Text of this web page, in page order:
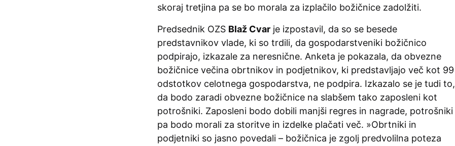
skoraj tretjina pa se bo morala za izplačilo božičnice zadolžiti.
Predsednik OZS Blaž Cvar je izpostavil, da so se besede
predstavnikov vlade, ki so trdili, da gospodarstveniki božičnico
podpirajo, izkazale za neresnične. Anketa je pokazala, da obvezne
božičnice večina obrtnikov in podjetnikov, ki predstavljajo več kot 99
odstotkov celotnega gospodarstva, ne podpira. Izkazalo se je tudi to,
da bodo zaradi obvezne božičnice na slabšem tako zaposleni kot
potrošniki. Zaposleni bodo dobili manjši regres in nagrade, potrošniki
pa bodo morali za storitve in izdelke plačati več. »Obrtniki in
podjetniki so jasno povedali – božičnica je zgolj predvolilna poteza